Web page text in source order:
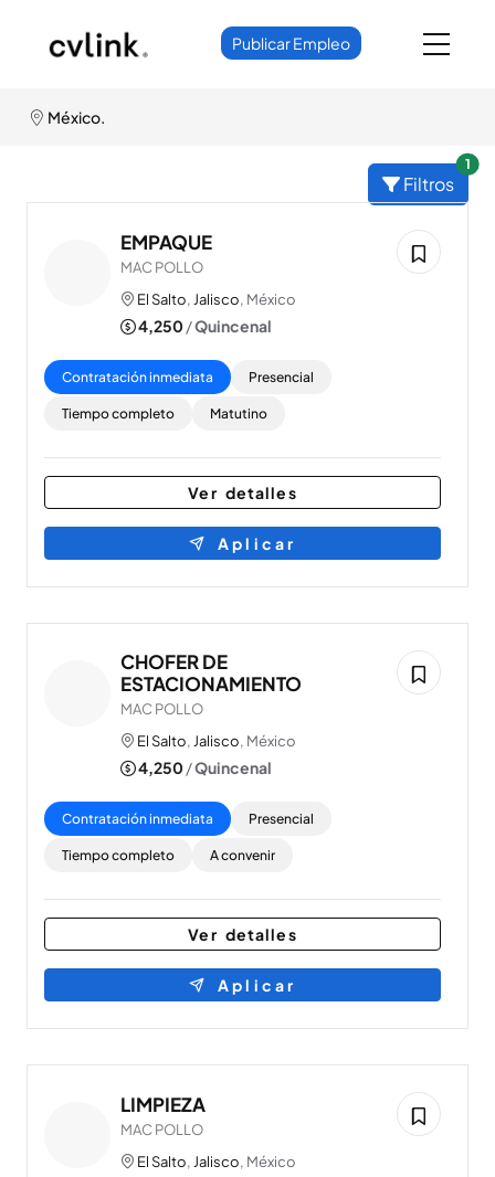
Publicar Empleo
México.
Filtros
1
EMPAQUE
MAC POLLO
El Salto, Jalisco, México
4,250/Quincenal
Contratación inmediata Presencial
Tiempo completo Matutino
Ver detalles
Aplicar
CHOFER DE
ESTACIONAMIENTO
MAC POLLO
El Salto, Jalisco, México
4,250/Quincenal
Contratación inmediata Presencial
Tiempo completo A convenir
Ver detalles
Aplicar
LIMPIEZA
MAC POLLO
El Salto, Jalisco, México